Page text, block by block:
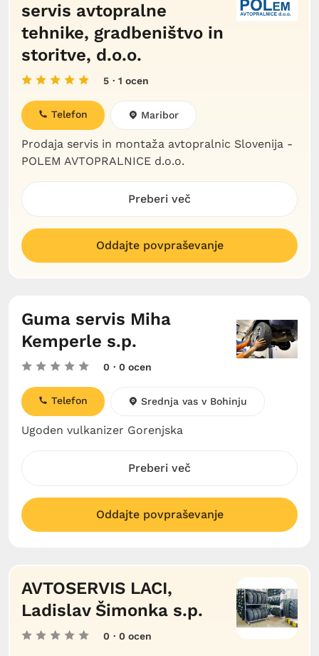
servis avtopralne
tehnike, gradbeništvo in
storitve, d.o.o.
5 · 1 ocen
Prodaja servis in montaža avtopralnic Slovenija -
POLEM AVTOPRALNICE d.o.o.
Telefon Maribor
Preberi več
Oddajte povpraševanje
Guma servis Miha
Kemperle s.p.
0 · 0 ocen
Ugoden vulkanizer Gorenjska
Telefon Srednja vas v Bohinju
Preberi več
Oddajte povpraševanje
AVTOSERVIS LACI,
Ladislav Šimonka s.p.
0 · 0 ocen